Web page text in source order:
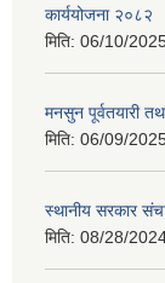
कार्ययोजना २०८२
मिति: 06/10/
मनसुन पूर्वतयारी
मिति: 06/09/
स्थानीय सरकार
मिति: 08/28/